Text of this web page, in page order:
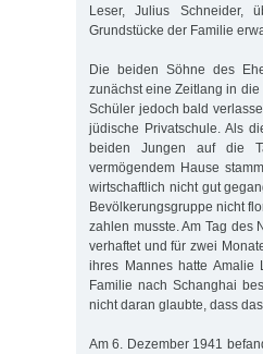
Leser, Julius Schneider,
Grundstücke der Familie
Die beiden Söhne des
zunächst eine Zeitlang in
Schüler jedoch bald
jüdische Privatschule. Als
beiden Jungen auf die
vermögendem Hause
wirtschaftlich nicht gut
Bevölkerungsgruppe nicht
zahlen musste. Am Tag des
verhaftet und für zwei
ihres Mannes hatte Amalie
Familie nach Schanghai
nicht daran glaubte, dass
Am 6. Dezember 1941